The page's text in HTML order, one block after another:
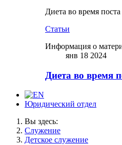
Диета во время
Статьи
Информация о
янв 18 2024
Диета во время
Юридический отдел
Вы здесь:
Служение
Детское служение